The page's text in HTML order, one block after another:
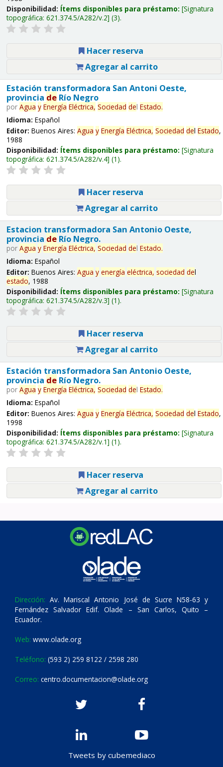
Disponibilidad: Ítems disponibles para préstamo: Signatura
topográfica: 621.374.5/A282/v.2 (3).
Hacer reserva
Agregar al carrito
Estación transformadora San Antoni Oeste,
provincia deRío Negro
por Agua y Energía Eléctrica, Sociedad del Estado.
Idioma: Español
Editor: Buenos Aires: Agua y Energía Eléctrica, Sociedad del Estado,
1988
Disponibilidad: Ítems disponibles para préstamo: Signatura
topográfica: 621.374.5/A282/v.4 (1).
Hacer reserva
Agregar al carrito
Estacion transformadora San Antonio Oeste,
provincia deRío Negro.
por Agua y Energía Eléctrica, Sociedad del Estado.
Idioma: Español
Editor: Buenos Aires: Agua y energía eléctrica, sociedad del
estado, 1988
Disponibilidad: Ítems disponibles para préstamo: Signatura
topográfica: 621.374.5/A282/v.3 (1).
Hacer reserva
Agregar al carrito
Estación transformadora San Antonio Oeste,
provincia deRío Negro.
por Agua y Energía Eléctrica, Sociedad del Estado.
Idioma: Español
Editor: Buenos Aires: Agua y Energía Eléctrica, Sociedad del Estado,
1998
Disponibilidad: Ítems disponibles para préstamo: Signatura
topográfica: 621.374.5/A282/v.1 (1).
Hacer reserva
Agregar al carrito
Dirección: Av. Mariscal Antonio José de Sucre N58-63 y
Fernández Salvador Edif. Olade – San Carlos, Quito –
Ecuador.
Web: www.olade.org
Teléfono: (593 2) 259 8122 / 2598 280
Correo: centro.documentacion@olade.org
Tweets by cubemediaco